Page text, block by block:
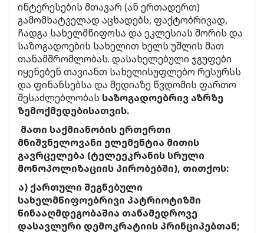
ინტერესების მთავარ (ან ერთადერთ)
გამომხატველად აცხადებს, ფაქტობრივად,
ჩადგა სახელმწიფოსა და ეკლესიას შორის და
საზოგადოების სახელით ხელს უშლის მათ
თანამშრომლობას. დასახელებული ჯგუფები
იყენებენ თავიანთ სახელისუფლებო რესურსს
და ფინანსებსა და მედიაზე წვდომის ფართო
შესაძლებლობას საზოგადოებრივ აზრზე
ზემოქმედებისათვის.
მათი საქმიანობის ერთერთი
მნიშვნელოვანი ელემენტია მითის
გავრცელება (ტელეეკრანის სრული
მონოპოლიზაციის პირობებში), თითქოს:
ა) ქართული შეგნებული
სახელმწიფოებრივი პატრიოტიზმი
წინააღმდეგობაშია თანამედროვე
დასავლური დემოკრატიის პრინციპებთან;